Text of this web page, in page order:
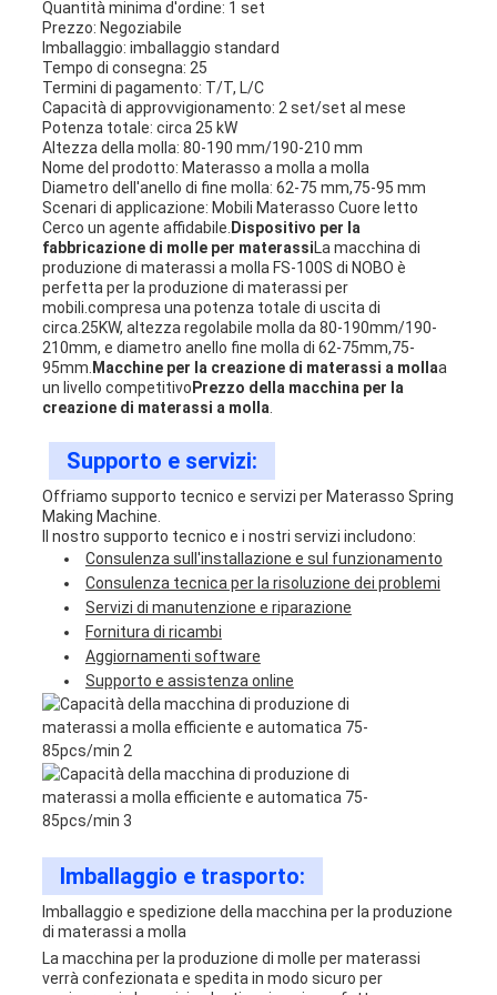
Quantità minima d'ordine: 1 set
Prezzo: Negoziabile
Imballaggio: imballaggio standard
Tempo di consegna: 25
Termini di pagamento: T/T, L/C
Capacità di approvvigionamento: 2 set/set al mese
Potenza totale: circa 25 kW
Altezza della molla: 80-190 mm/190-210 mm
Nome del prodotto: Materasso a molla a molla
Diametro dell'anello di fine molla: 62-75 mm,75-95 mm
Scenari di applicazione: Mobili Materasso Cuore letto
Cerco un agente affidabile. Dispositivo per la
fabbricazione di molle per materassiLa macchina di
produzione di materassi a molla FS-100S di NOBO è
perfetta per la produzione di materassi per
mobili.compresa una potenza totale di uscita di
circa.25KW, altezza regolabile molla da 80-190mm/190-
210mm, e diametro anello fine molla di 62-75mm,75-
95mm. Macchine per la creazione di materassi a mollaa
un livello competitivo Prezzo della macchina per la
creazione di materassi a molla.
Supporto e servizi:
Offriamo supporto tecnico e servizi per Materasso Spring
Making Machine.
Il nostro supporto tecnico e i nostri servizi includono:
Consulenza sull'installazione e sul funzionamento
Consulenza tecnica per la risoluzione dei problemi
Servizi di manutenzione e riparazione
Fornitura di ricambi
Aggiornamenti software
Supporto e assistenza online
Imballaggio e trasporto:
Imballaggio e spedizione della macchina per la produzione
di materassi a molla
La macchina per la produzione di molle per materassi
verrà confezionata e spedita in modo sicuro per